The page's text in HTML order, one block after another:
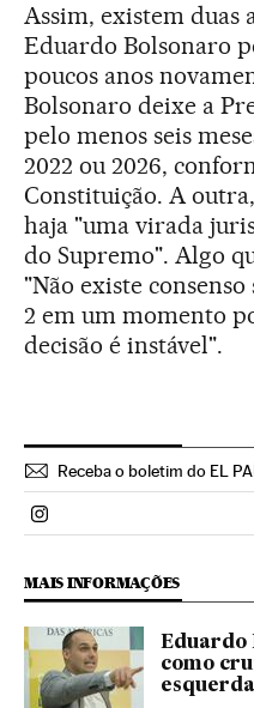
Assim, existem duas
Eduardo Bolsonaro
poucos anos
Bolsonaro deixe a
pelo menos seis
2022 ou 2026,
Constituição. A
haja "uma virada
do Supremo". Algo
"Não existe
2 em um momento
decisão é instável".
Receba o boletim do EL
Politica El País Brasil en
MAIS INFORMAÇÕES
Eduardo
como